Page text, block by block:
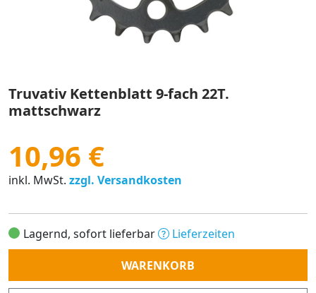
Truvativ Kettenblatt 9-fach 22T.
mattschwarz
10,96 €
inkl. MwSt. zzgl. Versandkosten
Lagernd, sofort lieferbar
Lieferzeiten
Anzahl
WARENKORB